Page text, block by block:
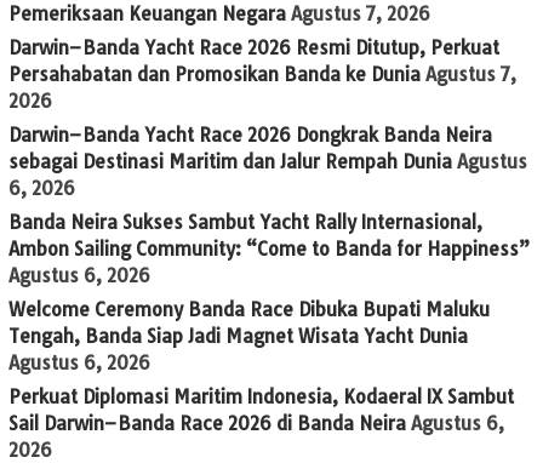
Pemeriksaan Keuangan Negara Agustus 7, 2026
Darwin–Banda Yacht Race 2026 Resmi Ditutup, Perkuat
Persahabatan dan Promosikan Banda ke Dunia Agustus 7,
2026
Darwin–Banda Yacht Race 2026 Dongkrak Banda Neira
sebagai Destinasi Maritim dan Jalur Rempah Dunia Agustus
6, 2026
Banda Neira Sukses Sambut Yacht Rally Internasional,
Ambon Sailing Community: “Come to Banda for Happiness”
Agustus 6, 2026
Welcome Ceremony Banda Race Dibuka Bupati Maluku
Tengah, Banda Siap Jadi Magnet Wisata Yacht Dunia
Agustus 6, 2026
Perkuat Diplomasi Maritim Indonesia, Kodaeral IX Sambut
Sail Darwin–Banda Race 2026 di Banda Neira Agustus 6,
2026